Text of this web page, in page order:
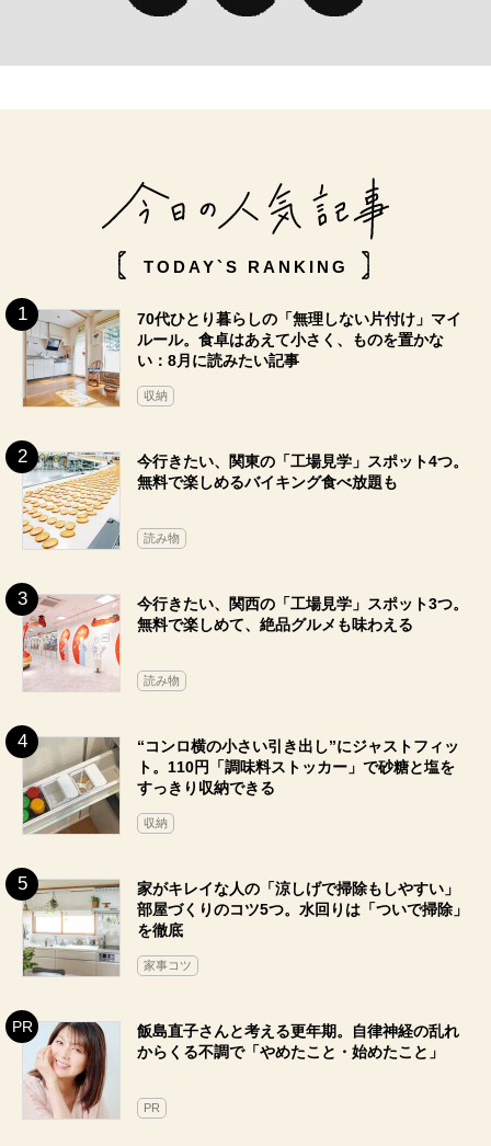
TODAY`S RANKING
70代ひとり暮らしの「無理しない片付け」マイ
ルール。食卓はあえて小さく、ものを置かな
い：8月に読みたい記事
収納
今行きたい、関東の「工場見学」スポット4つ。
無料で楽しめるバイキング食べ放題も
読み物
今行きたい、関西の「工場見学」スポット3つ。
無料で楽しめて、絶品グルメも味わえる
読み物
“コンロ横の小さい引き出し”にジャストフィッ
ト。110円「調味料ストッカー」で砂糖と塩を
すっきり収納できる
収納
家がキレイな人の「涼しげで掃除もしやすい」
部屋づくりのコツ5つ。水回りは「ついで掃除」
を徹底
家事コツ
飯島直子さんと考える更年期。自律神経の乱れ
からくる不調で「やめたこと・始めたこと」
PR